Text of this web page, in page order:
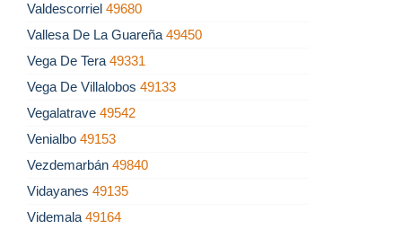
Valdescorriel 49680
Vallesa De La Guareña 49450
Vega De Tera 49331
Vega De Villalobos 49133
Vegalatrave 49542
Venialbo 49153
Vezdemarbán 49840
Vidayanes 49135
Videmala 49164